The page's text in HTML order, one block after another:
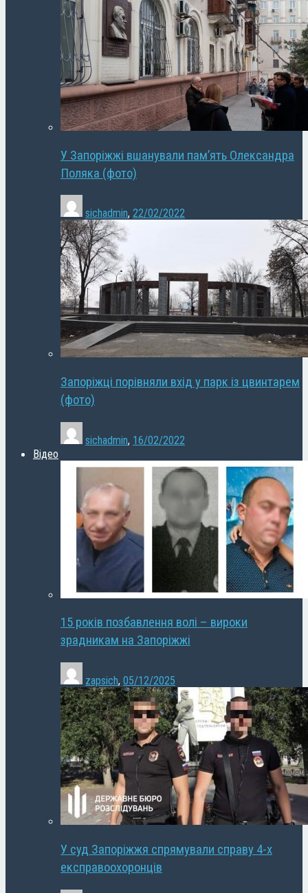
У Запоріжжі вшанували пам’ять Олександра
Поляка (фото)
sichadmin, 22/02/2022
Запоріжці порівняли вхід у парк із цвинтарем
(фото)
sichadmin, 16/02/2022
Відео
15 років позбавлення волі – вироки
зрадникам на Запоріжжі
zapsich, 05/12/2025
У суд Запоріжжя спрямували справу 4-х
експравоохоронців